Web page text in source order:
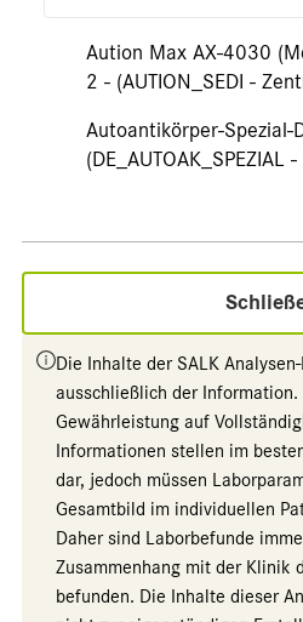
Aution Max AX-4030
2 - (AUTION_SEDI -
Autoantikörper-Spezial-
(DE_AUTOAK_SPEZIAL
Die Inhalte der SALK
ausschließlich der Information.
Gewährleistung auf
Informationen stellen im
dar, jedoch müssen
Gesamtbild im individuellen
Daher sind Laborbefunde
Zusammenhang mit der Klinik
befunden. Die Inhalte dieser